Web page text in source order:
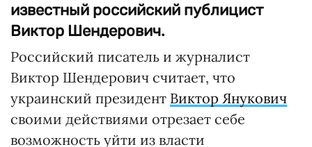
известный российский публицист
Виктор Шендерович.
Российский писатель и журналист
Виктор Шендерович считает, что
украинский президент Виктор Янукович
своими действиями отрезает себе
возможность уйти из власти